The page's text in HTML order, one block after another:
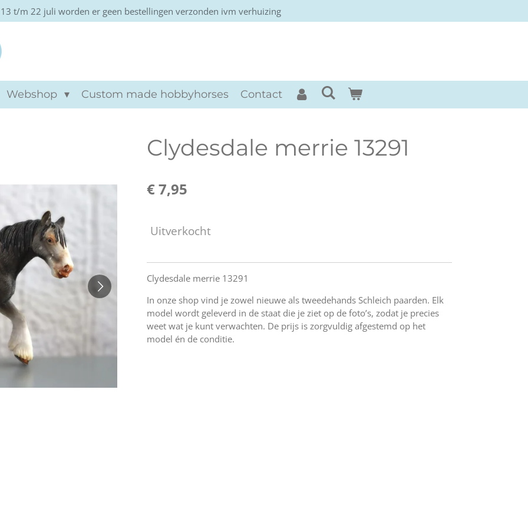
t/m 22 juli worden er geen bestellingen verzonden ivm verhuizing
Webshop Custom made hobbyhorses Contact
Clydesdale merrie 13291
€ 7,95
Uitverkocht
Clydesdale merrie 13291
In onze shop vind je zowel nieuwe als tweedehands Schleich paarden. Elk
model wordt geleverd in de staat die je ziet op de foto’s, zodat je precies
weet wat je kunt verwachten. De prijs is zorgvuldig afgestemd op het
model én de conditie.